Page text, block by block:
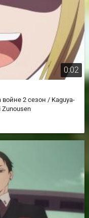
0:02
2 сезон / Kaguya-
Zunousen